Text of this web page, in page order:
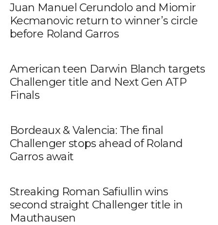
Juan Manuel Cerundolo and Miomir
Kecmanovic return to winner’s circle
before Roland Garros
American teen Darwin Blanch targets
Challenger title and Next Gen ATP
Finals
Bordeaux & Valencia: The final
Challenger stops ahead of Roland
Garros await
Streaking Roman Safiullin wins
second straight Challenger title in
Mauthausen